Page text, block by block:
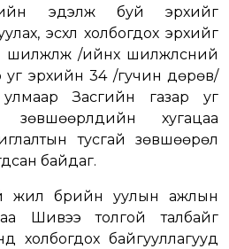
эдэлж буй эрхийг
эсхүл холбогдох эрхийг
/ийнхүү шилжүүлсний
уг эрхийн 34 /гучин дөрөв/
Засгийн газар уг
хугацаа
тусгай зөвшөөрөл
байдаг.
жил бүрийн уулын ажлын
Шивээ толгой талбайг
холбогдох байгууллагууд